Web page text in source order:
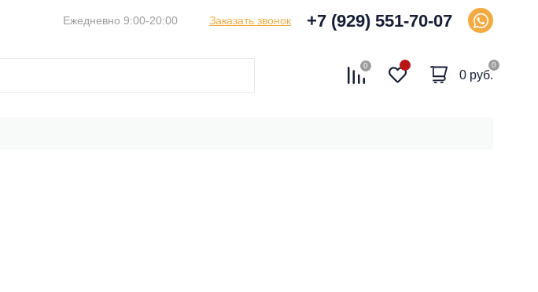
Ежедневно 9:00-20:00 Заказать звонок +7 (929) 551-70-07
0 0
0 руб.